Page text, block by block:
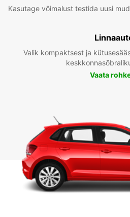
Kasutage võimalust testida uusi
Valik kompaktsest ja
Vaata